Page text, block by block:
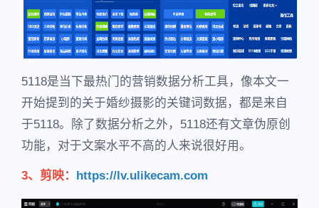
5118是当下最热门的营销数据分析工具，像本文一
开始提到的关于婚纱摄影的关键词数据，都是来自
于5118。除了数据分析之外，5118还有文章伪原创
功能，对于文案水平不高的人来说很好用。
3、剪映： https://lv.ulikecam.com